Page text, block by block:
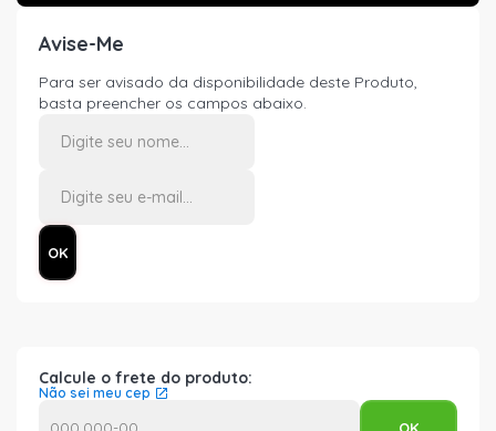
Avise-Me
Para ser avisado da disponibilidade deste Produto,
basta preencher os campos abaixo.
Calcule o frete do produto:
Não sei meu cep